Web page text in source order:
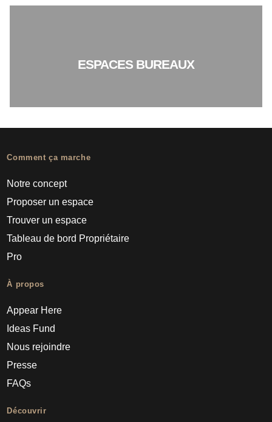
ESPACES BUREAUX
Comment ça marche
Notre concept
Proposer un espace
Trouver un espace
Tableau de bord Propriétaire
Pro
À propos
Appear Here
Ideas Fund
Nous rejoindre
Presse
FAQs
Découvrir